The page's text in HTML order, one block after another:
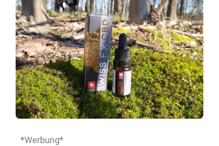
*Werbung*